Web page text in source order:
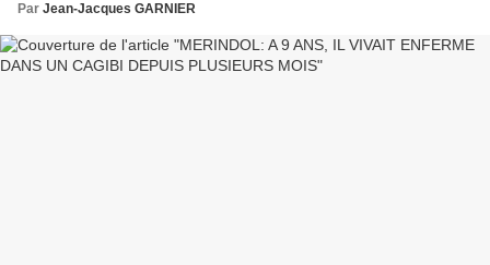
Par Jean-Jacques GARNIER